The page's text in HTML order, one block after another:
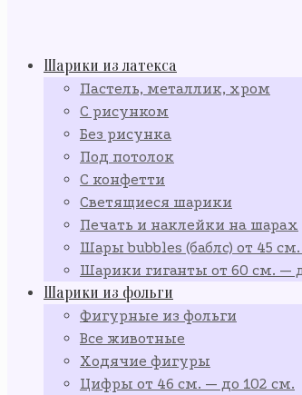
Шарики из латекса
Пастель, металлик, хром
С рисунком
Без рисунка
Под потолок
С конфетти
Светящиеся шарики
Печать и наклейки на шарах
Шары bubbles (баблс) от 45
Шарики гиганты от 60 см. —
Шарики из фольги
Фигурные из фольги
Все животные
Ходячие фигуры
Цифры от 46 см. — до 102 см.